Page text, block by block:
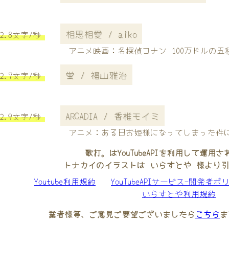
2.8文字/秒 相思相愛 / aiko
アニメ映画：名探偵コナン 100万ドルの五
2.7文字/秒 蛍 / 福山雅治
2.9文字/秒 ARCADIA / 香椎モイミ
アニメ：ある日お姫様になってしまった件
歌打。はYouTubeAPIを利用して運用さ
トナカイのイラストは いらすとや 様より
Youtube利用規約
YouTubeAPIサービス-開発者ポ
いらすとや利用規約
業者様等、ご意見ご要望ございましたら こちら